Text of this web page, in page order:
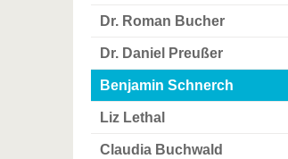
Dr. Roman Bucher
Dr. Daniel Preußer
Benjamin Schnerch
Liz Lethal
Claudia Buchwald